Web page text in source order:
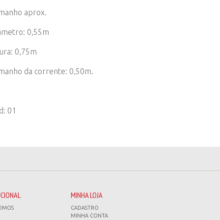
aprox.
0,55m
0,75m
da corrente: 0,50m.
01
MINHA LOJA
CADASTRO
MINHA CONTA